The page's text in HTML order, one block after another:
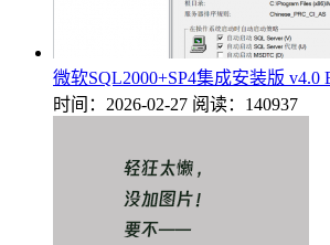
微软SQL2000+SP4集成安装版 v4.0
时间：2026-02-27 阅读：140937